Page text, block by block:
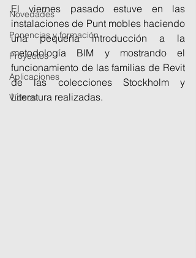
Novedades
Ponencias y formación
Proyectos
Aplicaciones
Vídeos
El viernes pasado estuve en las
instalaciones de Punt mobles haciendo
una pequeña introducción a la
metodología BIM y mostrando el
funcionamiento de las familias de Revit
de las colecciones Stockholm y
Literatura realizadas.